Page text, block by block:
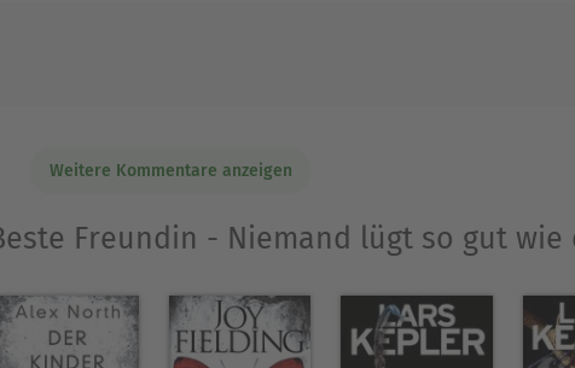
Weitere Kommentare anzeigen
Freundin - Niemand lügt so gut wie